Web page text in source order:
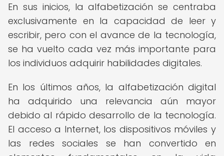
En sus inicios, la alfabetización se centraba
exclusivamente en la capacidad de leer y
escribir, pero con el avance de la tecnología,
se ha vuelto cada vez más importante para
los individuos adquirir habilidades digitales.
En los últimos años, la alfabetización digital
ha adquirido una relevancia aún mayor
debido al rápido desarrollo de la tecnología.
El acceso a Internet, los dispositivos móviles y
las redes sociales se han convertido en